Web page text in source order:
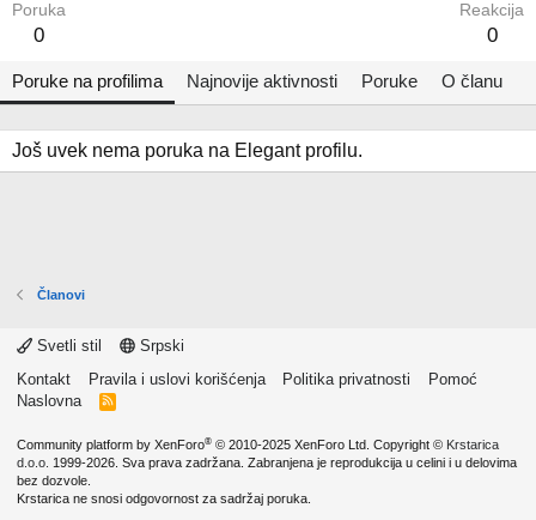
Poruka
0
Reakcija
0
Poruke na profilima Najnovije aktivnosti Poruke O članu
Još uvek nema poruka na Elegant profilu.
Članovi
Svetli stil
Srpski
Kontakt
Pravila i uslovi korišćenja Politika privatnosti
Pomoć
Naslovna
R
Community platform by XenForo® © 2010-2025 XenForo Ltd. Copyright © Krstarica
d.o.o. 1999-2026. Sva prava zadržana. Zabranjena je reprodukcija u celini i u delovima
bez dozvole.
Krstarica ne snosi odgovornost za sadržaj poruka.